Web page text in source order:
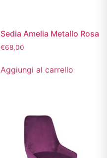
Sedia Amelia Metallo Rosa
€68,00
Aggiungi al carrello